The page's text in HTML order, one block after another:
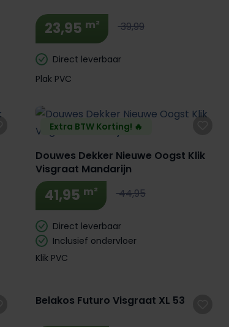
23,95 m² 39,99
Direct leverbaar
Plak PVC
Extra BTW Korting! 🔥
Douwes Dekker Nieuwe Oogst Klik
Visgraat Mandarijn
41,95 m² 44,95
Direct leverbaar
Inclusief ondervloer
Klik PVC
Belakos Futuro Visgraat XL 53